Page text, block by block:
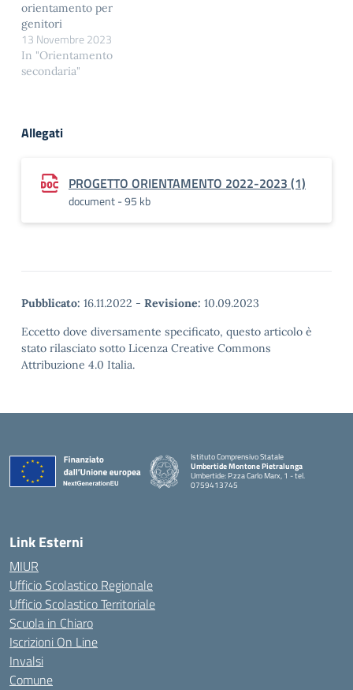
orientamento per
genitori
13 Novembre 2023
In "Orientamento
secondaria"
Allegati
PROGETTO ORIENTAMENTO 2022-2023 (1)
document - 95 kb
Pubblicato: 16.11.2022 - Revisione: 10.09.2023
Eccetto dove diversamente specificato, questo articolo è
stato rilasciato sotto Licenza Creative Commons
Attribuzione 4.0 Italia.
Istituto Comprensivo Statale
Umbertide Montone Pietralunga
Umbertide: P.zza Carlo Marx, 1 - tel.
0759413745
Link Esterni
MIUR
Ufficio Scolastico Regionale
Ufficio Scolastico Territoriale
Scuola in Chiaro
Iscrizioni On Line
Invalsi
Comune